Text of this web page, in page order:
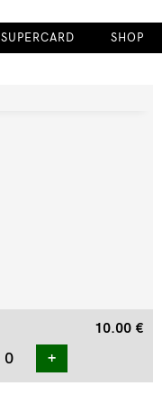
SUPERCARD SHOP
10.00 €